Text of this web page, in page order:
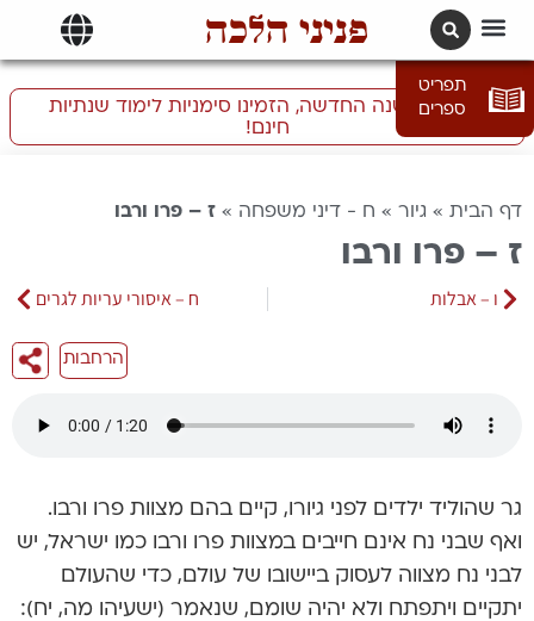
פניני הלכה
תפריט
ספרים
התכוננו לשנה החדשה, הזמינו סימניות לימוד שנתיות
חינם!
דף הבית » גיור » ח - דיני משפחה » ז – פרו ורבו
ז – פרו ורבו
ו – אבלות ח – איסורי עריות לגרים
הרחבות
גר שהוליד ילדים לפני גיורו, קיים בהם מצוות פרו ורבו.
ואף שבני נח אינם חייבים במצוות פרו ורבו כמו ישראל, יש
לבני נח מצווה לעסוק ביישובו של עולם, כדי שהעולם
יתקיים ויתפתח ולא יהיה שומם, שנאמר (ישעיהו מה, יח):